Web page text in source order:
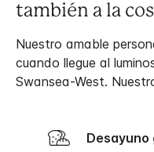
también a la
Nuestro amable
cuando llegue al
Swansea-West.